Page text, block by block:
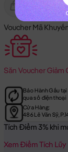
Gửi
Voucher Mã
Săn Voucher Giảm
Bảo Hành Gấu
qua số điện thoại
Cửa Hàng:
486 Lê Văn Sỹ,
Tích Điểm 3% khi
Xem Điểm Tích Lũy